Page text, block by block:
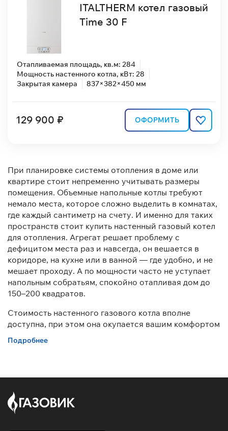
ITALTHERM котел газовый
Time 30 F
Отапливаемая площадь, кв.м: 284
Мощность настенного котла, кВт: 28
Закрытая камера
837×382×450 мм
129 900 ₽ ОФОРМИТЬ
При планировке системы отопления в доме или
квартире стоит непременно учитывать размеры
помещения. Объемные напольные котлы требуют
немало места, которое сложно выделить в комнатах,
где каждый сантиметр на счету. И именно для таких
пространств стоит купить настенный газовый котел
для отопления. Агрегат решает проблему с
дефицитом места раз и навсегда, он вешается в
коридоре, на кухне или в ванной — где удобно, и не
мешает проходу. А по мощности часто не уступает
напольным собратьям, спокойно отапливая дом до
150–200 квадратов.
Стоимость настенного газового котла вполне
доступна, при этом она окупается вашим комфортом
и экономией газа уже в первый сезон. У нас вы легко
подберете подходящее решение и для частного
Где можно заказать настенный
газовый котел недорого? У нас!
Подробнее